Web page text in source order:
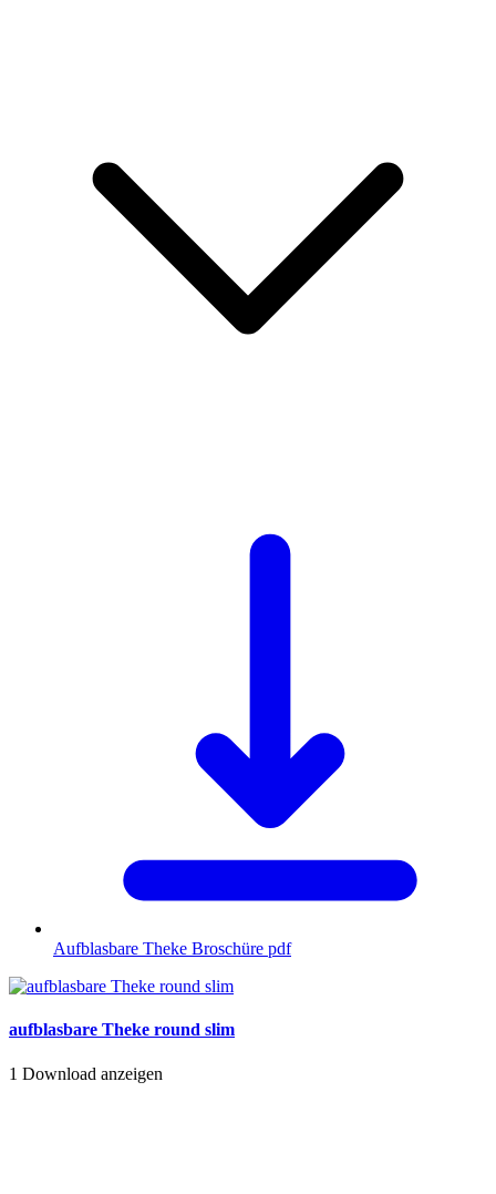
Aufblasbare Theke Broschüre pdf
aufblasbare Theke round slim
1 Download anzeigen